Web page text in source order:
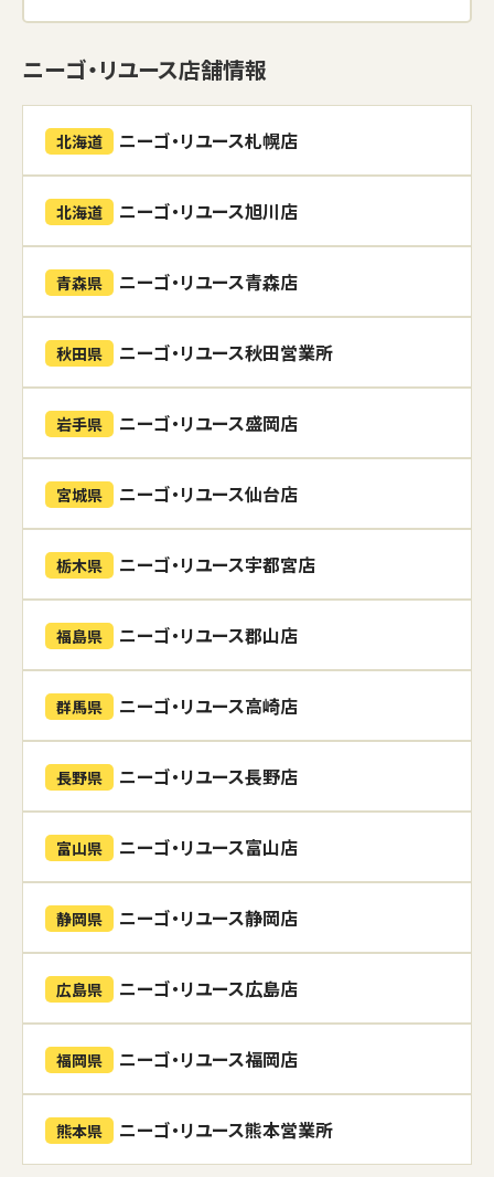
ニーゴ・リユース店舗情報
北海道 ニーゴ・リユース札幌店
北海道 ニーゴ・リユース旭川店
青森県 ニーゴ・リユース青森店
秋田県 ニーゴ・リユース秋田営業所
岩手県 ニーゴ・リユース盛岡店
宮城県 ニーゴ・リユース仙台店
栃木県 ニーゴ・リユース宇都宮店
福島県 ニーゴ・リユース郡山店
群馬県 ニーゴ・リユース高崎店
長野県 ニーゴ・リユース長野店
富山県 ニーゴ・リユース富山店
静岡県 ニーゴ・リユース静岡店
広島県 ニーゴ・リユース広島店
福岡県 ニーゴ・リユース福岡店
熊本県 ニーゴ・リユース熊本営業所